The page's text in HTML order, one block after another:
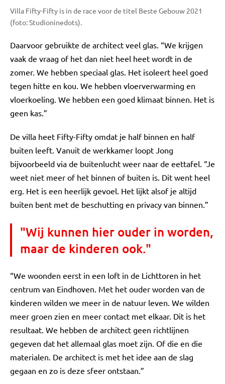
Villa Fifty-Fifty is in de race voor de titel Beste Gebouw 2021
(foto: Studioninedots).
Daarvoor gebruikte de architect veel glas. “We krijgen
vaak de vraag of het dan niet heel heet wordt in de
zomer. We hebben speciaal glas. Het isoleert heel goed
tegen hitte en kou. We hebben vloerverwarming en
vloerkoeling. We hebben een goed klimaat binnen. Het is
geen kas.”
De villa heet Fifty-Fifty omdat je half binnen en half
buiten leeft. Vanuit de werkkamer loopt Jong
bijvoorbeeld via de buitenlucht weer naar de eettafel. “Je
weet niet meer of het binnen of buiten is. Dit went heel
erg. Het is een heerlijk gevoel. Het lijkt alsof je altijd
buiten bent met de beschutting en privacy van binnen.”
"Wij kunnen hier ouder in worden,
maar de kinderen ook."
“We woonden eerst in een loft in de Lichttoren in het
centrum van Eindhoven. Met het ouder worden van de
kinderen wilden we meer in de natuur leven. We wilden
meer groen zien en meer contact met elkaar. Dit is het
resultaat. We hebben de architect geen richtlijnen
gegeven dat het allemaal glas moet zijn. Of die en die
materialen. De architect is met het idee aan de slag
gegaan en zo is deze sfeer ontstaan.”